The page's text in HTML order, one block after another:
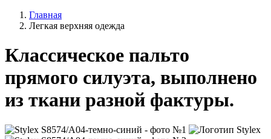
Главная
Легкая верхняя одежда
Классическое пальто
прямого силуэта, выполнено
из ткани разной фактуры.